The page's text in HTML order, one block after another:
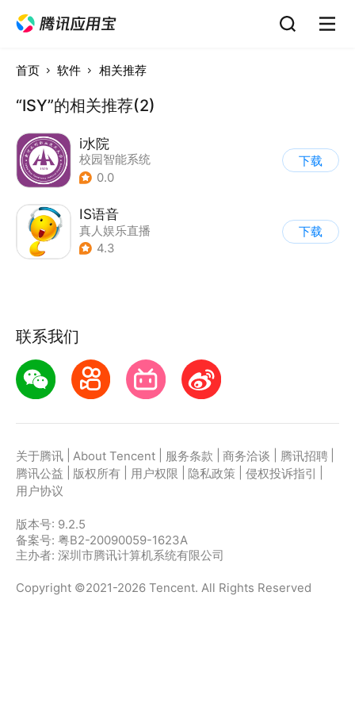
首页 软件 相关推荐
“ISY”的相关推荐(2)
i水院
校园智能系统
0.0
下载
IS语音
真人娱乐直播
4.3
下载
联系我们
关于腾讯 About Tencent 服务条款 商务洽谈 腾讯招聘
腾讯公益
版权所有 用户权限 隐私政策 侵权投诉指引
用户协议
版本号: 9.2.5
备案号: 粤B2-20090059-1623A
主办者: 深圳市腾讯计算机系统有限公司
Copyright ©2021-2026 Tencent. All Rights Reserved